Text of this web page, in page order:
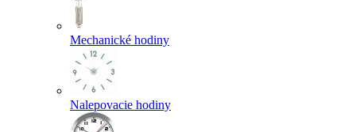
Mechanické hodiny
Nalepovacie hodiny